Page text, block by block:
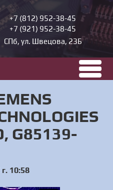
+7 (812) 952-38-45
+7 (921) 952-38-45
СПб, ул. Швецова, 23Б
G85139-
10:58